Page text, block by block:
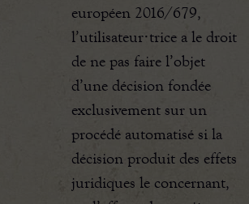
européen 2016/679,
l’utilisateur·trice a le droit
de ne pas faire l’objet
d’une décision fondée
exclusivement sur un
procédé automatisé si la
décision produit des effets
juridiques le concernant,